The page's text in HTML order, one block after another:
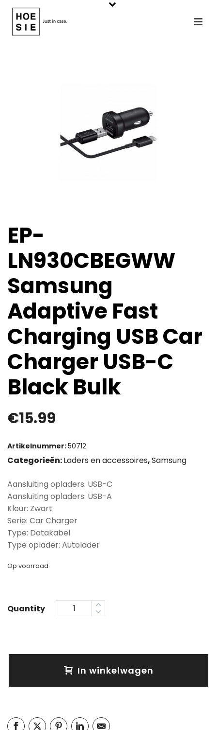
EP-
LN930CBEGWW
Samsung
Adaptive Fast
Charging USB Car
Charger USB-C
Black Bulk
€15.99
Artikelnummer:50712
Categorieën:Laders en accessoires,Samsung
Aansluiting opladers: USB-C
Aansluiting opladers: USB-A
Kleur: Zwart
Serie: Car Charger
Type: Datakabel
Type oplader: Autolader
Op voorraad
Quantity
In winkelwagen